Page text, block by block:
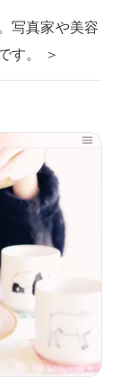
写真家や美容
す。 ＞